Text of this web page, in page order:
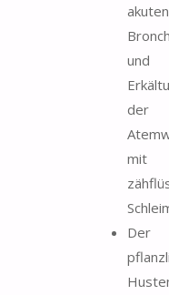
akuten
und
der
mit
Der